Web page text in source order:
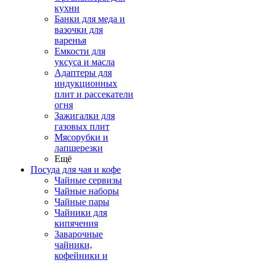
кухни
Банки для меда и
вазочки для
варенья
Емкости для
уксуса и масла
Адаптеры для
индукционных
плит и рассекатели
огня
Зажигалки для
газовых плит
Мясорубки и
лапшерезки
Ещё
Посуда для чая и кофе
Чайные сервизы
Чайные наборы
Чайные пары
Чайники для
кипячения
Заварочные
чайники,
кофейники и